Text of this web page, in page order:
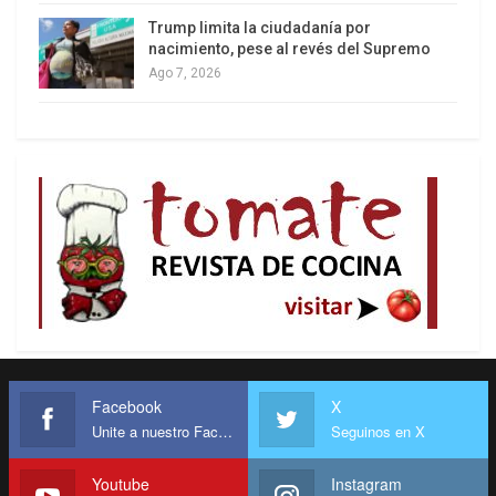
Trump limita la ciudadanía por
nacimiento, pese al revés del Supremo
Ago 7, 2026
Facebook
Unite a nuestro Facebook
X
Seguinos en X
Youtube Instagram